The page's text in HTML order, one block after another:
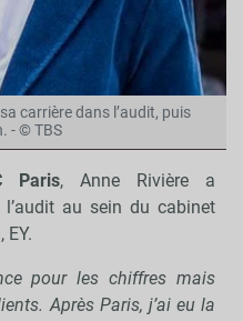
carrière dans l’audit, puis
- © TBS
Paris, Anne Rivière a
au sein du cabinet
EY.
pour les chiffres mais
Après Paris, j’ai eu la